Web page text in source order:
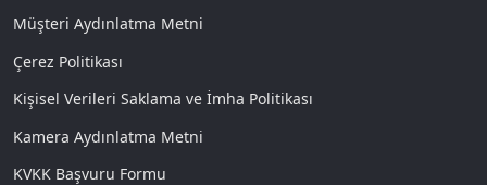
Müşteri Aydınlatma Metni
Çerez Politikası
Kişisel Verileri Saklama ve İmha Politikası
Kamera Aydınlatma Metni
KVKK Başvuru Formu